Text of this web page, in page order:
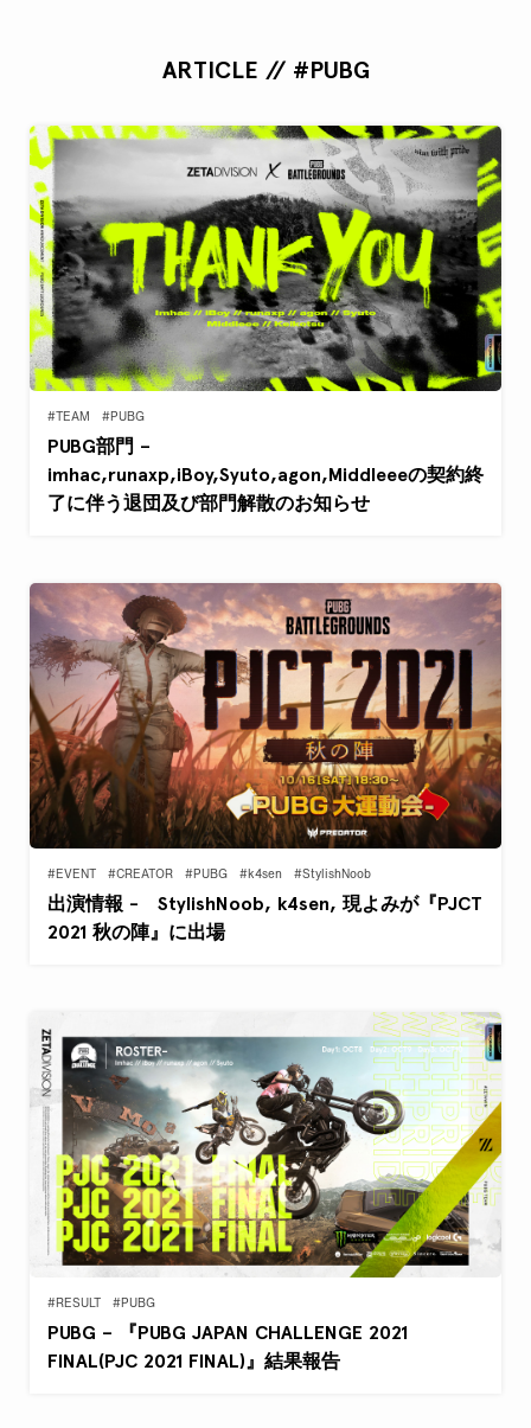
ARTICLE // #PUBG
#TEAM #PUBG
PUBG部門 –
imhac,runaxp,iBoy,Syuto,agon,Middleeeの契約終
了に伴う退団及び部門解散のお知らせ
#EVENT #CREATOR #PUBG #k4sen #StylishNoob
出演情報 - StylishNoob, k4sen, 現よみが『PJCT
2021 秋の陣』に出場
#RESULT #PUBG
PUBG – 『PUBG JAPAN CHALLENGE 2021
FINAL(PJC 2021 FINAL)』結果報告